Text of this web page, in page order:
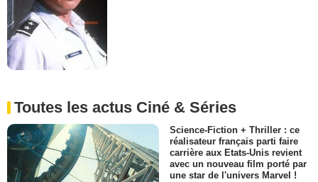
Toutes les actus Ciné & Séries
Science-Fiction + Thriller : ce
réalisateur français parti faire
carrière aux Etats-Unis revient
avec un nouveau film porté par
une star de l'univers Marvel !